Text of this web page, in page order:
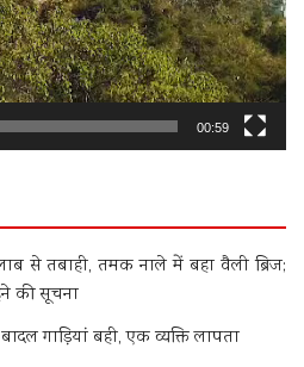
00:59
से तबाही, तमक नाले में बहा वैली ब्रिज;
की सूचना
गाड़ियां बही, एक व्यक्ति लापता